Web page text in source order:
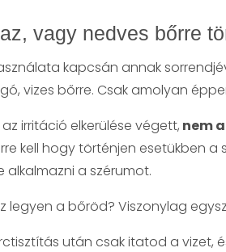
vagy nedves bőrre
kapcsán annak
vizes bőrre. Csak amolyan
az irritáció elkerülése végett, nem
kell hogy történjen esetükben a
alkalmazni a szérumot.
a bőröd? Viszonylag
után csak itatod a vizet,